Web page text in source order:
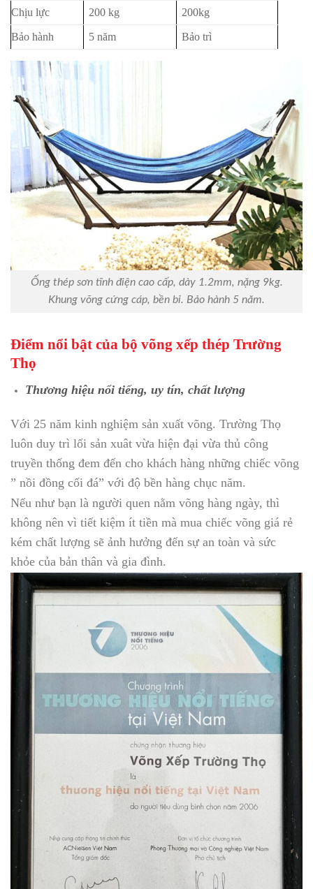
Chịu lực 200 kg 200kg
Bảo hành 5 năm Bảo trì
Ống thép sơn tĩnh điện cao cấp, dày 1.2mm, nặng 9kg.
Khung võng cứng cáp, bền bỉ. Bảo hành 5 năm.
Điểm nổi bật của bộ võng xếp thép Trường
Thọ
Thương hiệu nổi tiếng, uy tín, chất lượng
Với 25 năm kinh nghiệm sản xuất võng. Trường Thọ
luôn duy trì lối sản xuât vừa hiện đại vừa thủ công
truyền thống đem đến cho khách hàng những chiếc võng
” nồi đồng cối đá” với độ bền hàng chục năm.
Nếu như bạn là người quen nằm võng hàng ngày, thì
không nên vì tiết kiệm ít tiền mà mua chiếc võng giá rẻ
kém chất lượng sẽ ảnh hưởng đến sự an toàn và sức
khỏe của bản thân và gia đình.